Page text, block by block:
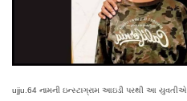
ujju.64 નામની ઇન્સ્ટાગ્રામ આઇડી પરથી આ